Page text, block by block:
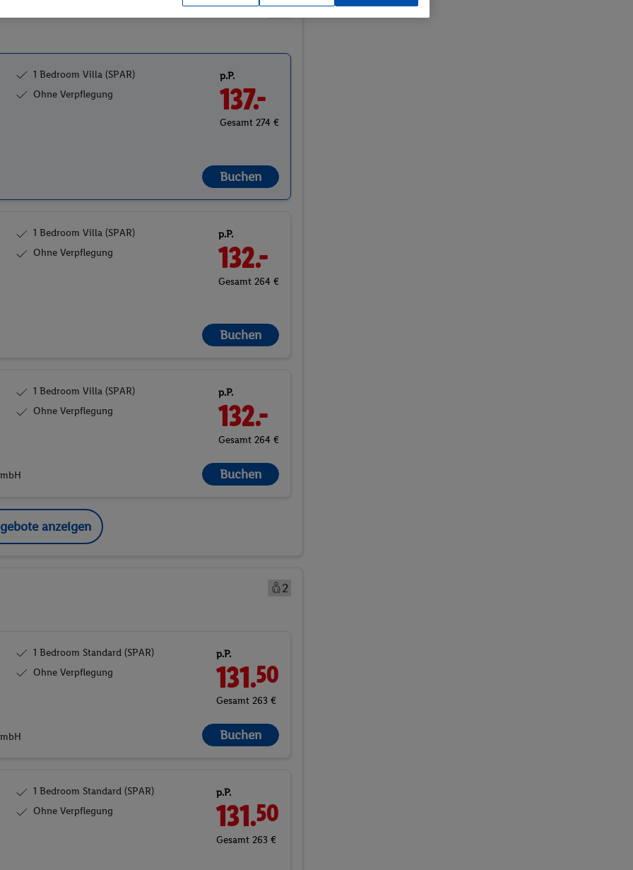
2
1 Bedroom Villa (SPAR)
Ohne Verpflegung
p.P.
137.-
Gesamt 274 €
Buchen
1 Bedroom Villa (SPAR)
Ohne Verpflegung
p.P.
132.-
Gesamt 264 €
Buchen
1 Bedroom Villa (SPAR)
Ohne Verpflegung
p.P.
132.-
Gesamt 264 €
Buchen
anzeigen
2
1 Bedroom Standard (SPAR)
Ohne Verpflegung
p.P.
131.50
Gesamt 263 €
Buchen
1 Bedroom Standard (SPAR)
Ohne Verpflegung
p.P.
131.50
Gesamt 263 €